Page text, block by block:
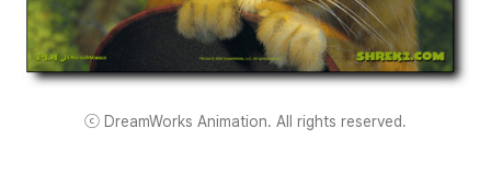
ⓒ DreamWorks Animation. All rights reserved.